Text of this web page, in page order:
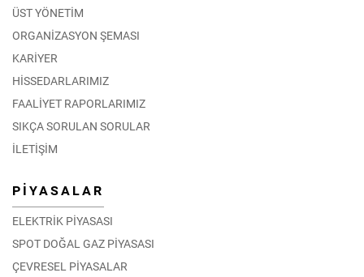
ÜST YÖNETİM
ORGANİZASYON ŞEMASI
KARİYER
HİSSEDARLARIMIZ
FAALİYET RAPORLARIMIZ
SIKÇA SORULAN SORULAR
İLETİŞİM
PİYASALAR
ELEKTRİK PİYASASI
SPOT DOĞAL GAZ PİYASASI
ÇEVRESEL PİYASALAR